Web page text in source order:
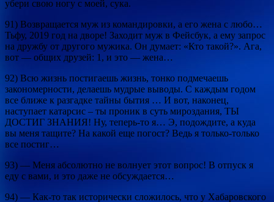
убери свою ногу с моей, сука.
91) Возвращается муж из командировки, а его жена с любо…
Тьфу, 2019 год на дворе! Заходит муж в Фейсбук, а ему запрос
на дружбу от другого мужика. Он думает: «Кто такой?». Ага,
вот — общих друзей: 1, и это — жена…
92) Всю жизнь постигаешь жизнь, тонко подмечаешь
закономерности, делаешь мудрые выводы. С каждым годом
все ближе к разгадке тайны бытия … И вот, наконец,
наступает катарсис – ты проник в суть мироздания, ТЫ
ДОСТИГ ЗНАНИЯ! Ну, теперь-то я… Э, подождите, а куда
вы меня тащите? На какой еще погост? Ведь я только-только
все постиг…
93) — Меня абсолютно не волнует этот вопрос! В отпуск я
еду с вами, и это даже не обсуждается…
94) — Как-то так исторически сложилось, что у Хабаровского